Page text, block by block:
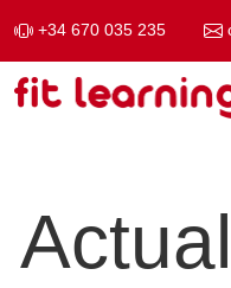
+34 670 035 235
Skip to content
Main Navigation